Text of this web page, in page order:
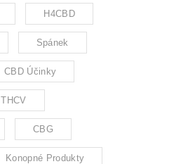
H4CBD
Spánek
CBD Účinky
THCV
CBG
Konopné Produkty